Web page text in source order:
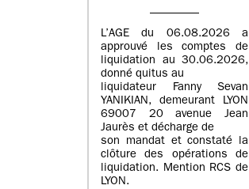
L’AGE du 06.08.2026 a
approuvé les comptes de
liquidation au 30.06.2026,
donné quitus au
liquidateur Fanny Sevan
YANIKIAN, demeurant LYON
69007 20 avenue Jean
Jaurès et décharge de
son mandat et constaté la
clôture des opérations de
liquidation. Mention RCS de
LYON.